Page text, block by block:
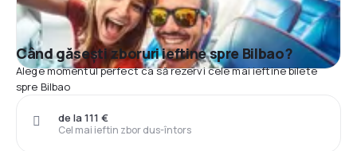
Când găsești zboruri ieftine spre Bilbao?
Alege momentul perfect ca să rezervi cele mai ieftine bilete
spre Bilbao
Cel mai ieftin zbor dus-întors
de la 111 €